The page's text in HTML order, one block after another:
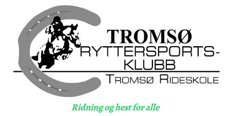
Ridning og hest for alle